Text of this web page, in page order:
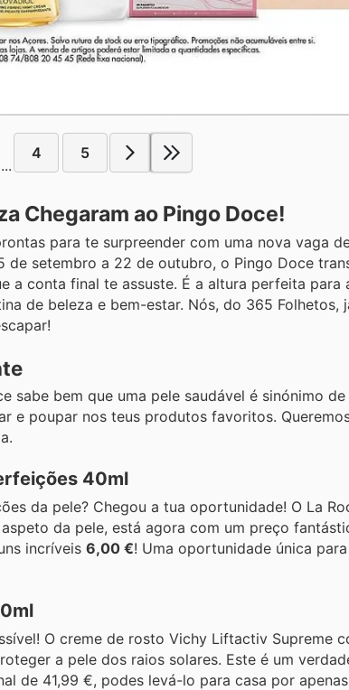
...
4 5
Chegaram ao Pingo Doce!
para te surpreender com uma nova vaga
setembro a 22 de outubro, o Pingo Doce
a conta final te assuste. É a altura perfeita para
de beleza e bem-estar. Nós, do 365 Folhetos,
sabe bem que uma pele saudável é sinónimo
e poupar nos teus produtos favoritos.
40ml
da pele? Chegou a tua oportunidade! O La
da pele, está agora com um preço
incríveis 6,00 €! Uma oportunidade única
O creme de rosto Vichy Liftactiv Supreme
a pele dos raios solares. Este é um
de 41,99 €, podes levá-lo para casa por apenas